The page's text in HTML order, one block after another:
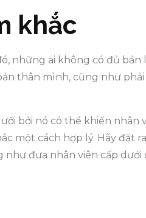
khắc
những ai không có đủ
thân mình, cũng như
bởi nó có thể khiến nhân
một cách hợp lý. Hãy đặt
đưa nhân viên cấp dưới